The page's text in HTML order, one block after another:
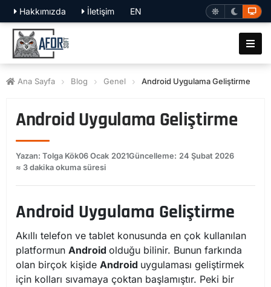
Hakkımızda İletişim EN
Ana Sayfa Blog Genel Android Uygulama Geliştirme
Android Uygulama Geliştirme
Yazan: Tolga Kök06 Ocak 2021Güncelleme: 24 Şubat 2026
≈ 3 dakika okuma süresi
Android Uygulama Geliştirme
Akıllı telefon ve tablet konusunda en çok kullanılan
platformun Android olduğu bilinir. Bunun farkında
olan birçok kişide Android uygulaması geliştirmek
için kolları sıvamaya çoktan başlamıştır. Peki bir